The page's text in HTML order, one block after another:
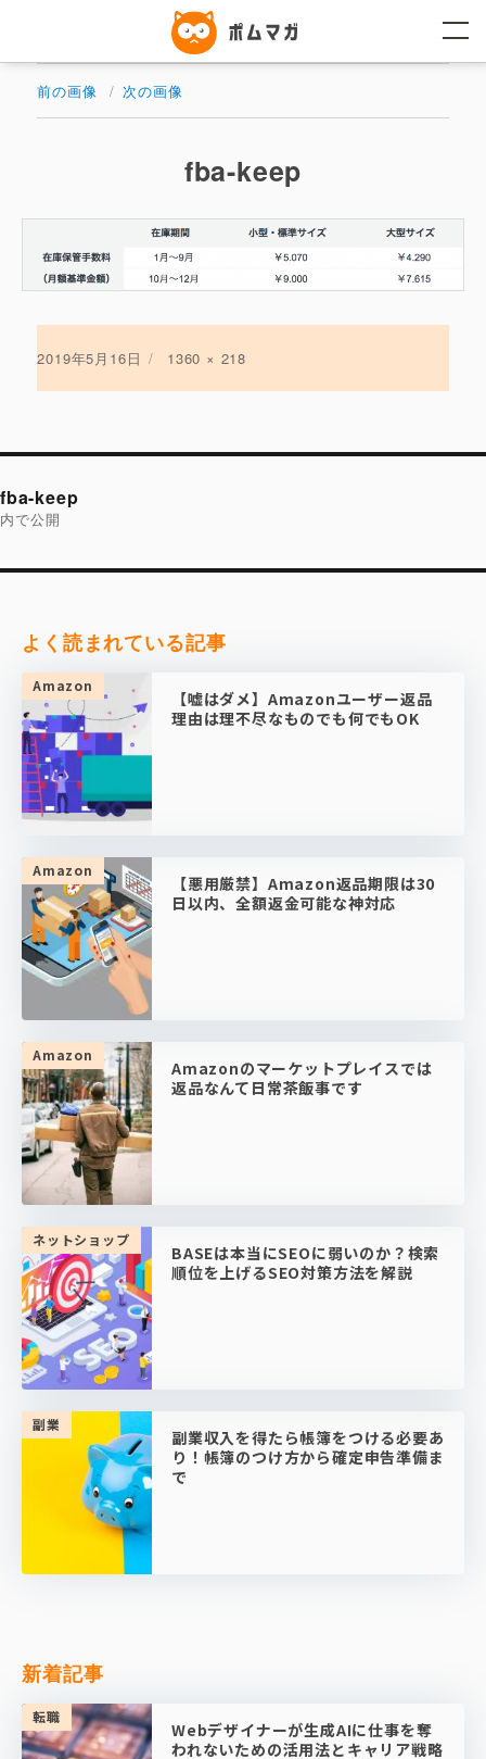
ン
前の画像 次の画像
fba-keep
投
2019年5月16日
フ
ズ
1360 × 218
投
ナ
ビ
ゲ
シ
fba-keep
内で公開
よく読まれている記事
Amazon
【嘘はダメ】Amazonユーザー返品
理由は理不尽なものでも何でもOK
Amazon
【悪用厳禁】Amazon返品期限は30
日以内、全額返金可能な神対応
Amazon
Amazonのマーケットプレイスでは
返品なんて日常茶飯事です
ネットショップ
BASEは本当にSEOに弱いのか？検索
順位を上げるSEO対策方法を解説
副業
副業収入を得たら帳簿をつける必要あ
り！帳簿のつけ方から確定申告準備ま
で
新着記事
転職
Webデザイナーが生成AIに仕事を奪
われないための活用法とキャリア戦略